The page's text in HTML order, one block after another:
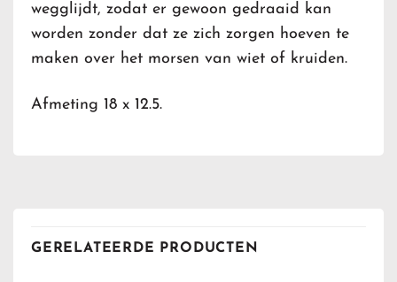
wegglijdt, zodat er gewoon gedraaid kan
worden zonder dat ze zich zorgen hoeven te
maken over het morsen van wiet of kruiden.
Afmeting 18 x 12.5.
GERELATEERDE PRODUCTEN